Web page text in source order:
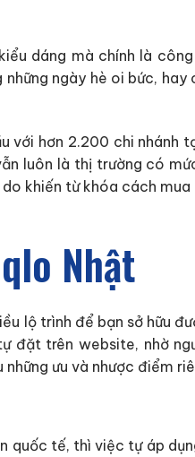
dáng mà chính là
ngày hè oi bức, hay
hơn 2.200 chi nhánh
luôn là thị trường có
khiến từ khóa cách
Nhật
lộ trình để bạn sở hữu
đặt trên website, nhờ
ưu và nhược điểm
tế, thì việc tự áp